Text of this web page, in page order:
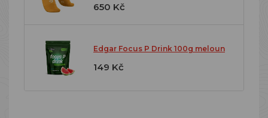
650 Kč
Edgar Focus P Drink 100g meloun
149 Kč